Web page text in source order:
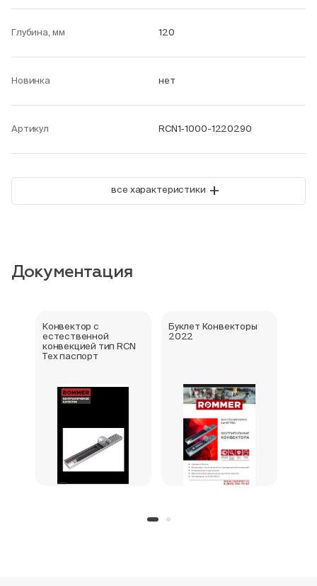
Глубина, мм 120
Новинка нет
Артикул RCN1-1000-1220290
все характеристики +
Документация
Конвектор с
естественной
конвекцией тип RCN
Тех паспорт
Буклет Конвекторы
2022